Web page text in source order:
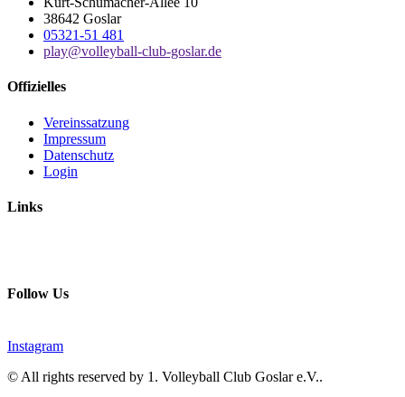
38642 Goslar
05321-51 481
play@volleyball-club-goslar.de
Offizielles
Vereinssatzung
Impressum
Datenschutz
Login
Links
Follow Us
Instagram
© All rights reserved by 1. Volleyball Club Goslar e.V..